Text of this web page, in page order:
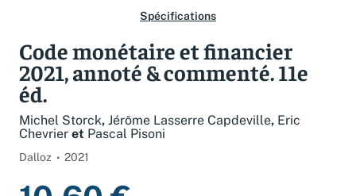
Spécifications
Code monétaire et financier
2021, annoté & commenté. 11e
éd.
Michel Storck, Jérôme Lasserre Capdeville, Eric
Chevrier et Pascal Pisoni
Dalloz 2021